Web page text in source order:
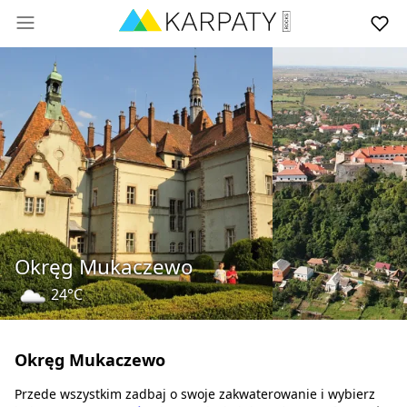
Okręg Mukaczewo
24°C
Okręg Mukaczewo
Przede wszystkim zadbaj o swoje zakwaterowanie i wybierz